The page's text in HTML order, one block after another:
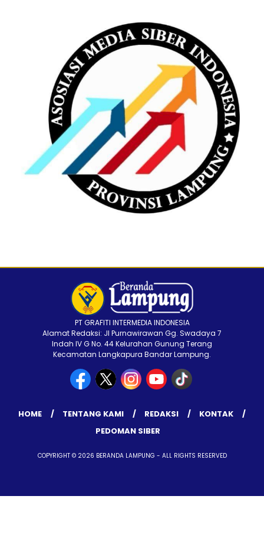
PT GRAFITI INTERMEDIA INDONESIA
Alamat Redaksi: Jl Purnawirawan Gg. Swadaya 7
Indah IV G No. 44 Kelurahan Gunung Terang
Kecamatan Langkapura Bandar Lampung.
HOME TENTANG KAMI REDAKSI
KONTAK
PEDOMAN SIBER
COPYRIGHT © 2026 BERANDA LAMPUNG - ALL RIGHTS RESERVED